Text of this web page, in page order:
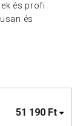
és profi
és
51 190 Ft